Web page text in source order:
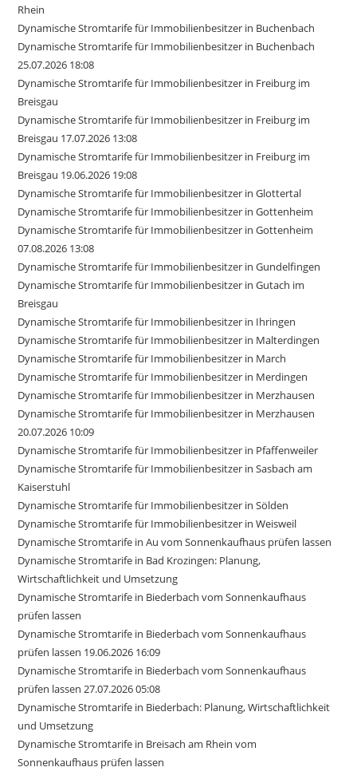
Rhein
Dynamische Stromtarife für Immobilienbesitzer in Buchenbach
Dynamische Stromtarife für Immobilienbesitzer in Buchenbach
25.07.2026 18:08
Dynamische Stromtarife für Immobilienbesitzer in Freiburg im
Breisgau
Dynamische Stromtarife für Immobilienbesitzer in Freiburg im
Breisgau 17.07.2026 13:08
Dynamische Stromtarife für Immobilienbesitzer in Freiburg im
Breisgau 19.06.2026 19:08
Dynamische Stromtarife für Immobilienbesitzer in Glottertal
Dynamische Stromtarife für Immobilienbesitzer in Gottenheim
Dynamische Stromtarife für Immobilienbesitzer in Gottenheim
07.08.2026 13:08
Dynamische Stromtarife für Immobilienbesitzer in Gundelfingen
Dynamische Stromtarife für Immobilienbesitzer in Gutach im
Breisgau
Dynamische Stromtarife für Immobilienbesitzer in Ihringen
Dynamische Stromtarife für Immobilienbesitzer in Malterdingen
Dynamische Stromtarife für Immobilienbesitzer in March
Dynamische Stromtarife für Immobilienbesitzer in Merdingen
Dynamische Stromtarife für Immobilienbesitzer in Merzhausen
Dynamische Stromtarife für Immobilienbesitzer in Merzhausen
20.07.2026 10:09
Dynamische Stromtarife für Immobilienbesitzer in Pfaffenweiler
Dynamische Stromtarife für Immobilienbesitzer in Sasbach am
Kaiserstuhl
Dynamische Stromtarife für Immobilienbesitzer in Sölden
Dynamische Stromtarife für Immobilienbesitzer in Weisweil
Dynamische Stromtarife in Au vom Sonnenkaufhaus prüfen lassen
Dynamische Stromtarife in Bad Krozingen: Planung,
Wirtschaftlichkeit und Umsetzung
Dynamische Stromtarife in Biederbach vom Sonnenkaufhaus
prüfen lassen
Dynamische Stromtarife in Biederbach vom Sonnenkaufhaus
prüfen lassen 19.06.2026 16:09
Dynamische Stromtarife in Biederbach vom Sonnenkaufhaus
prüfen lassen 27.07.2026 05:08
Dynamische Stromtarife in Biederbach: Planung, Wirtschaftlichkeit
und Umsetzung
Dynamische Stromtarife in Breisach am Rhein vom
Sonnenkaufhaus prüfen lassen